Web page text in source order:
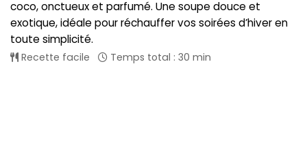
coco, onctueux et parfumé. Une soupe douce et
exotique, idéale pour réchauffer vos soirées d’hiver en
toute simplicité.
Recette facile Temps total : 30 min